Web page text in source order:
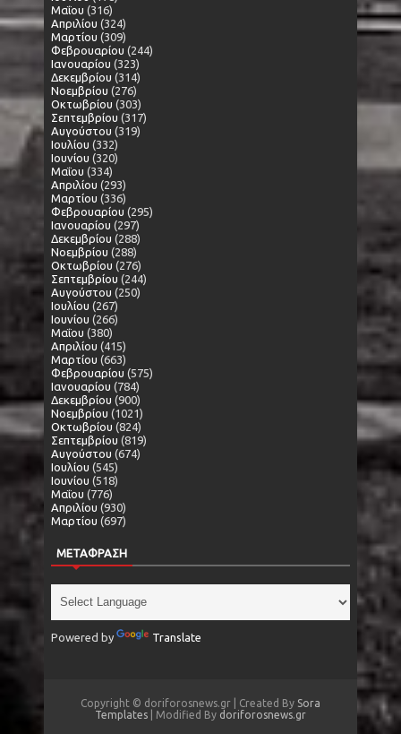
Μαΐου (316)
Απριλίου (324)
Μαρτίου (309)
Φεβρουαρίου (244)
Ιανουαρίου (323)
Δεκεμβρίου (314)
Νοεμβρίου (276)
Οκτωβρίου (303)
Σεπτεμβρίου (317)
Αυγούστου (319)
Ιουλίου (332)
Ιουνίου (320)
Μαΐου (334)
Απριλίου (293)
Μαρτίου (336)
Φεβρουαρίου (295)
Ιανουαρίου (297)
Δεκεμβρίου (288)
Νοεμβρίου (288)
Οκτωβρίου (276)
Σεπτεμβρίου (244)
Αυγούστου (250)
Ιουλίου (267)
Ιουνίου (266)
Μαΐου (380)
Απριλίου (415)
Μαρτίου (663)
Φεβρουαρίου (575)
Ιανουαρίου (784)
Δεκεμβρίου (900)
Νοεμβρίου (1021)
Οκτωβρίου (824)
Σεπτεμβρίου (819)
Αυγούστου (674)
Ιουλίου (545)
Ιουνίου (518)
Μαΐου (776)
Απριλίου (930)
Μαρτίου (697)
ΜΕΤΑΦΡΑΣΗ
Powered by Translate
Copyright © doriforosnews.gr | Created By Sora
Templates | Modified By doriforosnews.gr